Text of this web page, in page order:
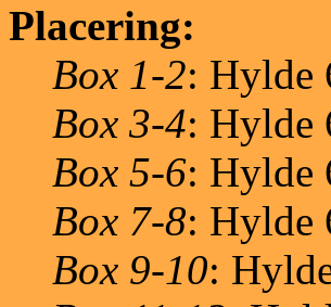
Placering:
Box 1-2: Hylde
Box 3-4: Hylde
Box 5-6: Hylde
Box 7-8: Hylde
Box 9-10: